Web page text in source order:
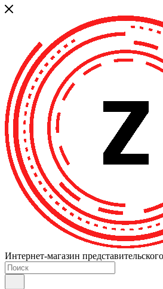
Интернет-магазин